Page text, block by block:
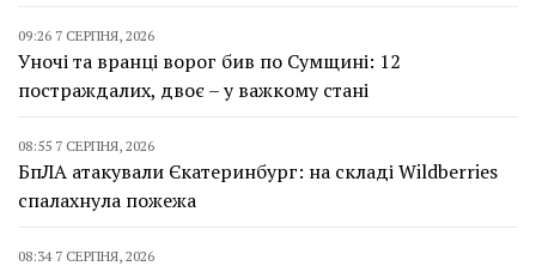
09:26 7 СЕРПНЯ, 2026
Уночі та вранці ворог бив по Сумщині: 12
постраждалих, двоє – у важкому стані
08:55 7 СЕРПНЯ, 2026
БпЛА атакували Єкатеринбург: на складі Wildberries
спалахнула пожежа
08:34 7 СЕРПНЯ, 2026